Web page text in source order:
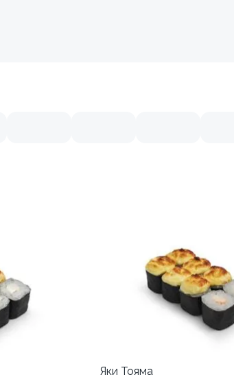
Яки Тояма